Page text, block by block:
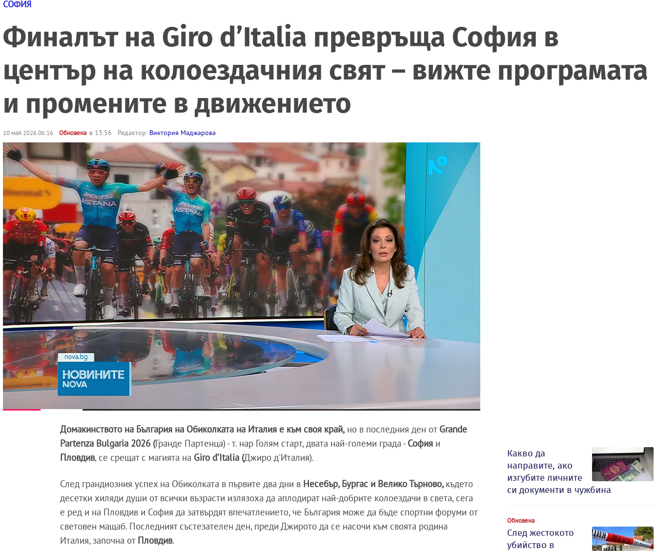
СОФИЯ
Финалът на Giro d’Italia превръща София в
център на колоездачния свят – вижте програмата
и промените в движението
10 май 2026 06:16 Обновена в 13:56 Редактор: Виктория Маджарова
Домакинството на България на Обиколката на Италия е към своя край, но в последния ден от Grande
Partenza Bulgaria 2026 (Гранде Партенца) - т. нар Голям старт, двата най-големи града - София и
Пловдив, се срещат с магията на Giro d’Italia (Джиро д'Италия).
След грандиозния успех на Обиколката в първите два дни в Несебър, Бургас и Велико Търново, където
десетки хиляди души от всички възрасти излязоха да аплодират най-добрите колоездачи в света, сега
е ред и на Пловдив и София да затвърдят впечатлението, че България може да бъде спортни форуми от
световен мащаб. Последният състезателен ден, преди Джирото да се насочи към своята родина
Италия, започна от Пловдив.
Какво да
направите, ако
изгубите личните
си документи в чужбина
Обновена
След жестокото
убийство в